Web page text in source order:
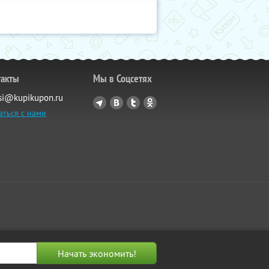
с нами
Мы в Соцсетях